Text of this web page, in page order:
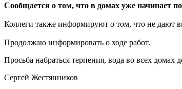
Сообщается о том, что в домах уже начинает
Коллеги также информируют о том, что не дают
Продолжаю информировать о ходе работ.
Просьба набраться терпения, вода во всех домах
Сергей Жестянников